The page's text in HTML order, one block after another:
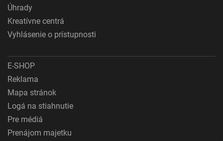
Úhrady
Kreatívne centrá
Vyhlásenie o prístupnosti
E-SHOP
Reklama
Mapa stránok
Logá na stiahnutie
Pre médiá
Prenájom majetku